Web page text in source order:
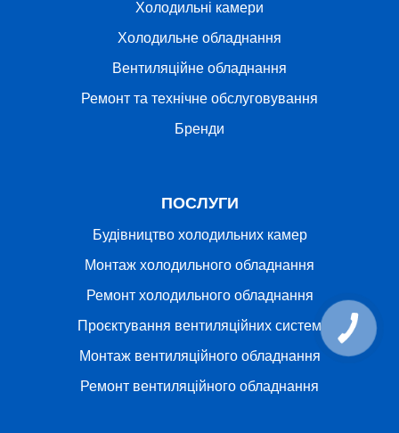
Холодильні камери
Холодильне обладнання
Вентиляційне обладнання
Ремонт та технічне обслуговування
Бренди
ПОСЛУГИ
Будівництво холодильних камер
Монтаж холодильного обладнання
Ремонт холодильного обладнання
Проєктування вентиляційних систем
Монтаж вентиляційного обладнання
Ремонт вентиляційного обладнання